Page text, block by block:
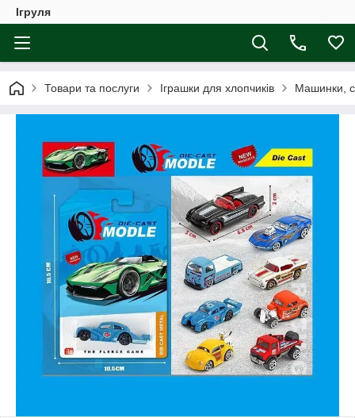
Ігруля
Товари та послуги Іграшки для хлопчиків Машинки,